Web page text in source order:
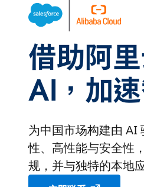
借助阿
AI，加
为中国市场构建由 AI
性、高性能与安全性
规，并与独特的本地